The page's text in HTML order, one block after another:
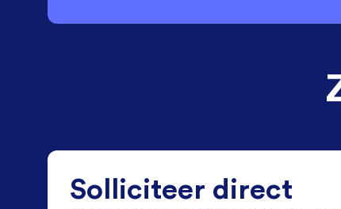
Solliciteer direct